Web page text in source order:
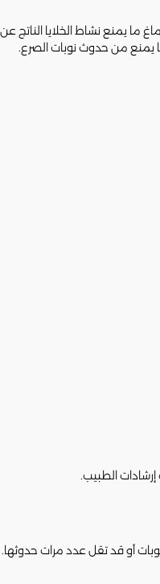
يمنع من حدوث نوبات الصرع.